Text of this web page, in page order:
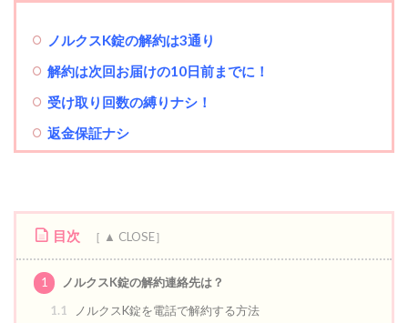
ノルクスK錠の解約は3通り
解約は次回お届けの10日前までに！
受け取り回数の縛りナシ！
返金保証ナシ
目次
1
ノルクスK錠の解約連絡先は？
1.1
ノルクスK錠を電話で解約する方法